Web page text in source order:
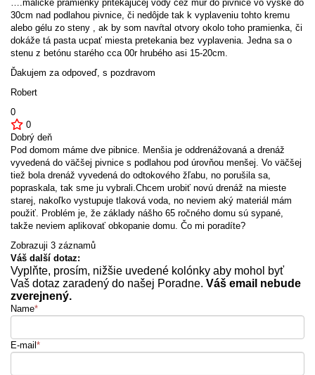
….malické pramienky pritekajúcej vody cez mur do pivnice vo výške do
30cm nad podlahou pivnice, či nedôjde tak k vyplaveniu tohto kremu
alebo gélu zo steny , ak by som navŕtal otvory okolo toho pramienka, či
dokáže tá pasta ucpať miesta pretekania bez vyplavenia. Jedna sa o
stenu z betónu starého cca 00r hrubého asi 15-20cm.
Ďakujem za odpoveď, s pozdravom
Robert
0
0
Dobrý deň
Pod domom máme dve pibnice. Menšia je oddrenážovaná a drenáž
vyvedená do väčšej pivnice s podlahou pod úrovňou menšej. Vo väčšej
tiež bola drenáž vyvedená do odtokového žľabu, no porušila sa,
popraskala, tak sme ju vybrali.Chcem urobiť novú drenáž na mieste
starej, nakoľko vystupuje tlaková voda, no neviem aký materiál mám
použiť. Problém je, že základy nášho 65 ročného domu sú sypané,
takže neviem aplikovať obkopanie domu. Čo mi poradíte?
Zobrazuji 3 záznamů
Váš další dotaz:
Vyplňte, prosím, nižšie uvedené kolónky aby mohol byť
Vaš dotaz zaradený do našej Poradne. Váš email nebude
zverejnený.
Name*
E-mail *